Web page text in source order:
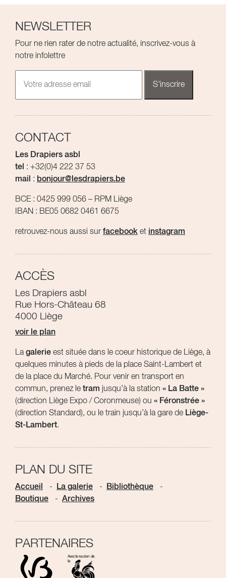
NEWSLETTER
Pour ne rien rater de notre actualité, inscrivez-vous à
notre infolettre
CONTACT
Les Drapiers asbl
tel : +32(0)4 222 37 53
mail : bonjour@lesdrapiers.be
BCE : 0425 999 056 – RPM Liège
IBAN : BE05 0682 0461 6675
retrouvez-nous aussi sur facebook et instagram
ACCÈS
Les Drapiers asbl
Rue Hors-Château 68
4000 Liège
voir le plan
Lagalerie est située dans le coeur historique de Liège, à
quelques minutes à pieds de la place Saint-Lambert et
de la place du Marché. Pour venir en transport en
commun, prenez le tram jusqu’à la station « La Batte »
(direction Liège Expo / Coronmeuse) ou « Féronstrée »
(direction Standard), ou le train jusqu’à la gare de Liège-
St-Lambert.
PLAN DU SITE
Accueil La galerie
Bibliothèque
Boutique
Archives
PARTENAIRES